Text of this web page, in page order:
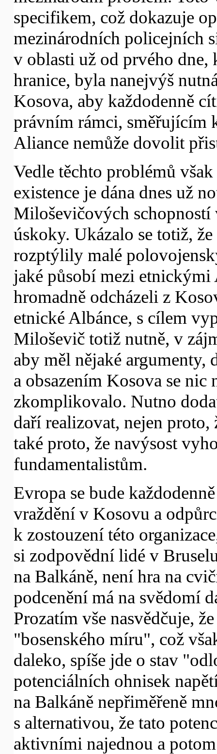
specifikem, což dokazuje
mezinárodních policejních
v oblasti už od prvého
hranice, byla nanejvýš
Kosova, aby každodenně
právním rámci, směřujícím
Aliance nemůže dovolit
Vedle těchto problémů
existence je dána dnes už
Miloševičových schopností
úskoky. Ukázalo se totiž,
rozptýlily malé
jaké působí mezi
hromadně odcházeli z
etnické Albánce, s cílem
Miloševič totiž nutně, v
aby měl nějaké
a obsazením Kosova se nic
zkomplikovalo. Nutno
daří realizovat, nejen proto,
také proto, že navýsost
fundamentalistům.
Evropa se bude
vraždění v Kosovu a
k zostouzení této
si zodpovědní lidé v
na Balkáně, není hra na
podcenění má na svědomí
Prozatím vše nasvědčuje,
"bosenského míru", což
daleko, spíše jde o stav
potenciálních ohnisek
na Balkáně nepřiměřeně
s alternativou, že tato
aktivními najednou a